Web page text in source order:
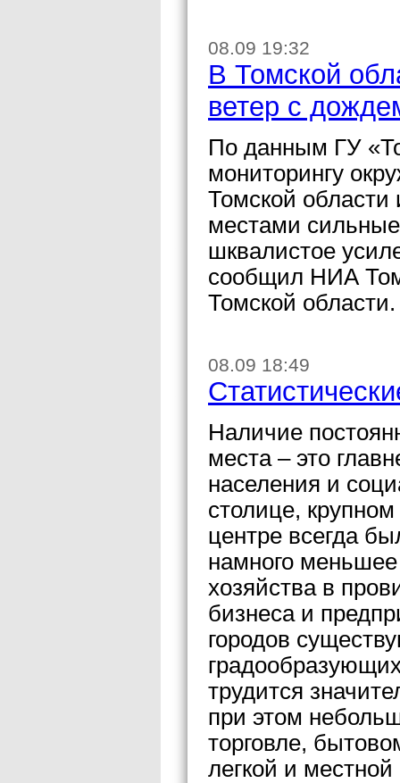
08.09 19:32
В Томской
ветер с
По данным ГУ
мониторингу
Томской области
местами
шквалистое
сообщил НИА
Томской области.
08.09 18:49
Наличие
места – это
населения и
столице,
центре всегда
намного меньшее
хозяйства в
бизнеса и
городов
трудится
при этом
торговле,
легкой и